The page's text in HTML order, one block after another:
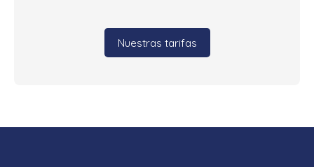
Nuestras tarifas